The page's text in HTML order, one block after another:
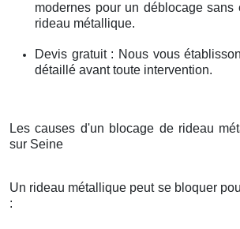
modernes pour un déblocage sans
rideau métallique.
Devis gratuit : Nous vous
détaillé avant toute intervention.
Les causes d'un blocage de rideau
sur Seine
Un rideau métallique peut se bloquer
: